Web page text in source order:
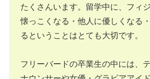
たくさんいます。留学中に、フィ
懐っこくなる・他人に優しくなる
るということはとても大切です。
フリーバードの卒業生の中には、